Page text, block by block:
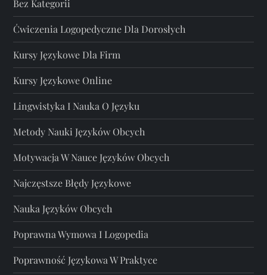
Bez Kategorii
Ćwiczenia Logopedyczne Dla Dorosłych
Kursy Językowe Dla Firm
Kursy Językowe Online
Lingwistyka I Nauka O Języku
Metody Nauki Języków Obcych
Motywacja W Nauce Języków Obcych
Najczęstsze Błędy Językowe
Nauka Języków Obcych
Poprawna Wymowa I Logopedia
Poprawność Językowa W Praktyce